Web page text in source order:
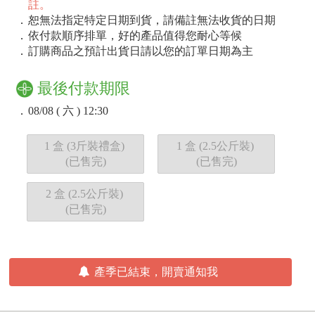
註。
． 恕無法指定特定日期到貨，請備註無法收貨的日期
． 依付款順序排單，好的產品值得您耐心等候
． 訂購商品之預計出貨日請以您的訂單日期為主
最後付款期限
． 08/08 ( 六 ) 12:30
1 盒 (3斤裝禮盒)
(已售完)
1 盒 (2.5公斤裝)
(已售完)
2 盒 (2.5公斤裝)
(已售完)
產季已結束，開賣通知我